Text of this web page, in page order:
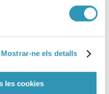
Mostrar-ne els detalls
les cookies